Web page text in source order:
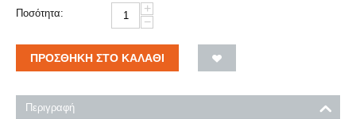
Ποσότητα:
+
−
ΠΡΟΣΘΉΚΗ ΣΤΟ ΚΑΛΆΘΙ
Περιγραφή